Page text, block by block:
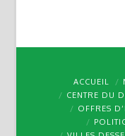
ACCUEIL
CENTRE DU
OFFRES